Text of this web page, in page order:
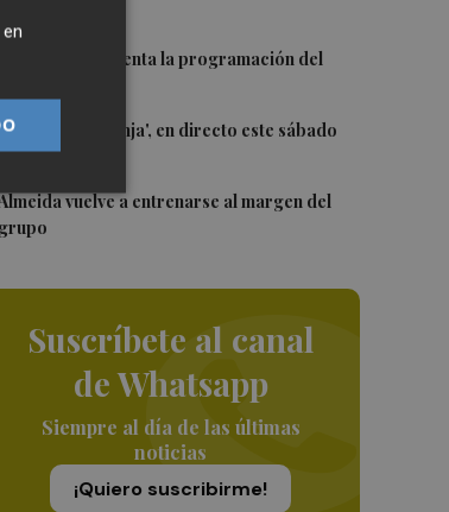
El Valencia presenta la programación del
'Trofeu Taronja', en directo este sábado
À Punt
vuelve a entrenarse al margen del
grupo
Suscríbete al canal
de Whatsapp
Siempre al día de las últimas
noticias
¡Quiero suscribirme!